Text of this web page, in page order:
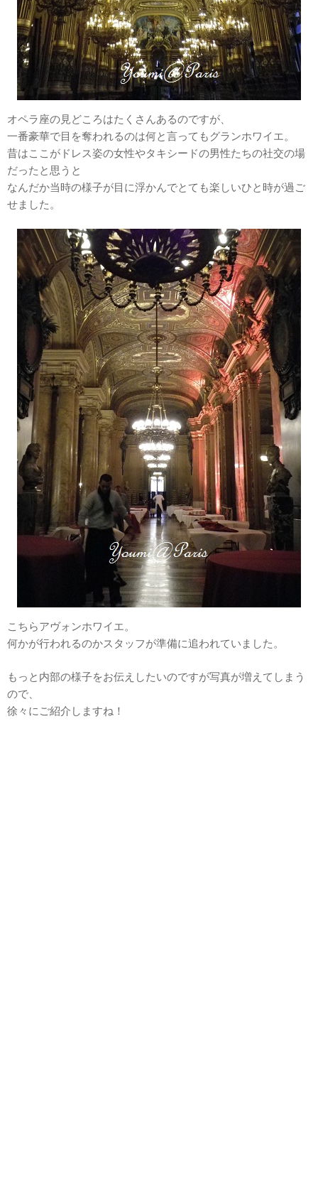
オペラ座の見どころはたくさんあるのですが、
一番豪華で目を奪われるのは何と言ってもグランホワイエ。
昔はここがドレス姿の女性やタキシードの男性たちの社交の場
だったと思うと
なんだか当時の様子が目に浮かんでとても楽しいひと時が過ご
せました。
こちらアヴォンホワイエ。
何かが行われるのかスタッフが準備に追われていました。
もっと内部の様子をお伝えしたいのですが写真が増えてしまう
ので、
徐々にご紹介しますね！